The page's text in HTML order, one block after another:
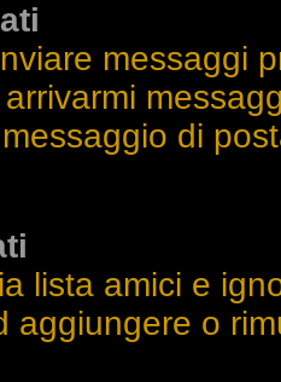
messaggi
di
lista amici e
aggiungere o